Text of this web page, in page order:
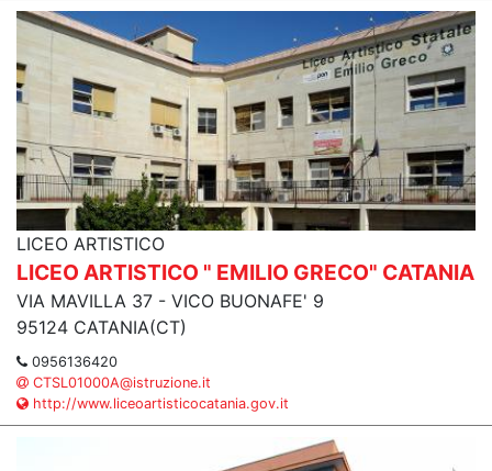
LICEO ARTISTICO
LICEO ARTISTICO " EMILIO GRECO" CATANIA
VIA MAVILLA 37 - VICO BUONAFE' 9
95124 CATANIA(CT)
0956136420
CTSL01000A@istruzione.it
http://www.liceoartisticocatania.gov.it